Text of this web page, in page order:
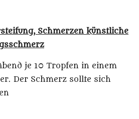
Schmerzen künstliche
je 10 Tropfen in einem
Der Schmerz sollte sich